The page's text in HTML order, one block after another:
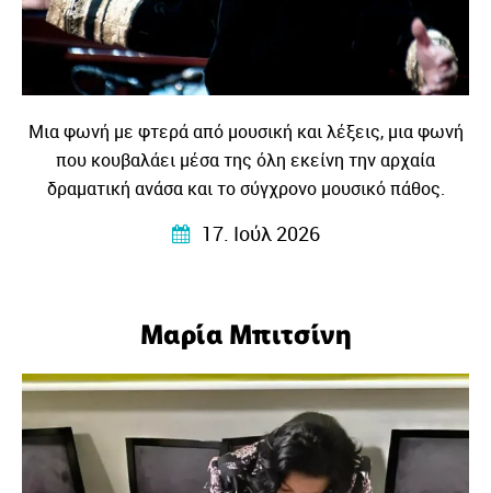
Μια φωνή με φτερά από μουσική και λέξεις, μια φωνή
που κουβαλάει μέσα της όλη εκείνη την αρχαία
δραματική ανάσα και το σύγχρονο μουσικό πάθος.
17. Ιούλ 2026
Μαρία Μπιτσίνη